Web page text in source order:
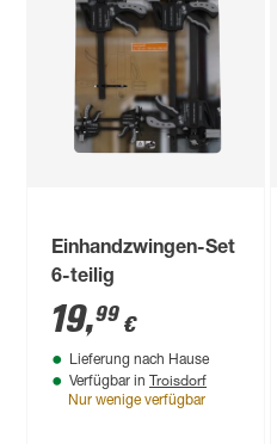
Einhandzwingen-Set
6-teilig
19,99 €
Lieferung nach Hause
Verfügbar in Troisdorf
Nur wenige verfügbar